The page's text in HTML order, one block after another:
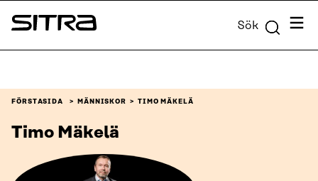
Skip to
content
Sitra Sök Meny
FÖRSTASIDA MÄNNISKOR TIMO MÄKELÄ
Timo Mäkelä